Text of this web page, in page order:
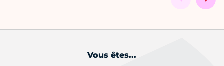
Vous êtes...